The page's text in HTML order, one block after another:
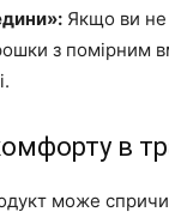
Якщо ви не
з помірним
в
може